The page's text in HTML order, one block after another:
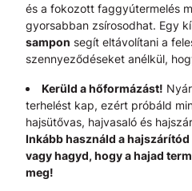
és a fokozott faggyútermelés
gyorsabban zsírosodhat. Egy
sampon segít eltávolítani a
szennyeződéseket anélkül,
Kerüld a hőformázást!
terhelést kap, ezért próbáld
hajsütővas, hajvasaló és
Inkább használd a
vagy hagyd, hogy a hajad
meg!